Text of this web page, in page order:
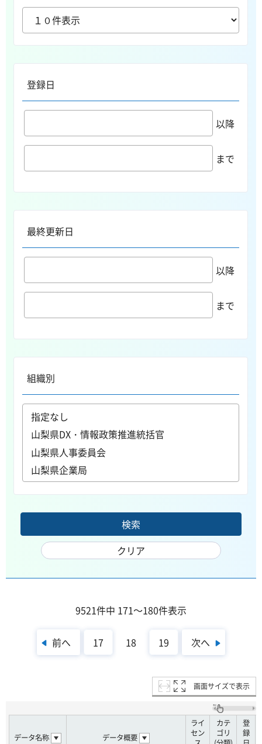
登録日
以降
まで
最終更新日
以降
まで
組織別
9521件中 171～180件表示
前へ 17 18 19 次へ
画面サイズで表示
データ名称 データ概要
ライ
セン
カテ
ゴリ
登
録